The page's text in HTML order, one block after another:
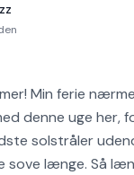
Min ferie
denne uge her,
solstråler
sove længe. Så